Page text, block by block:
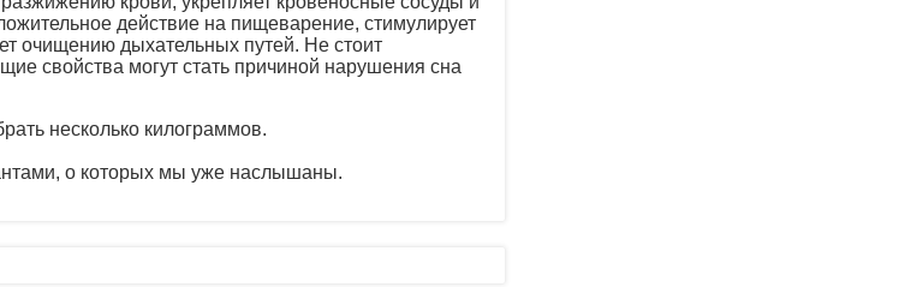
действие на пищеварение, стимулирует
очищению дыхательных путей. Не стоит
свойства могут стать причиной нарушения сна
несколько килограммов.
о которых мы уже наслышаны.